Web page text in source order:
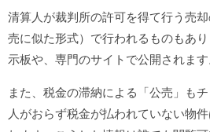
清算人が裁判所の許可を得て行う売
売に似た形式）で行われるものもあ
示板や、専門のサイトで公開されます
また、税金の滞納による「公売」も
人がおらず税金が払われていない物